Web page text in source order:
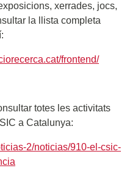
xerrades, jocs,
la llista completa
frontend/
totes les activitats
a Catalunya:
2/noticias/910-el-csic-